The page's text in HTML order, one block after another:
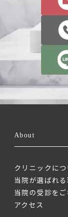
About
クリニックにつ
当院が選ばれる
当院の受診を
アクセス